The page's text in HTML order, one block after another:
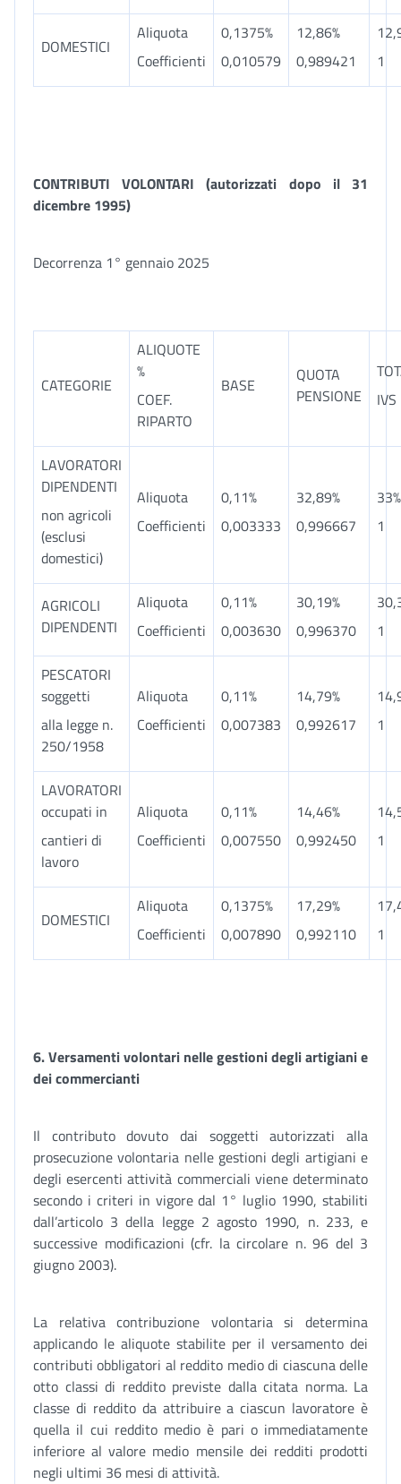
DOMESTICI
Aliquota
Coefficienti
0,1375%
0,010579
12,86%
0,989421
1
CONTRIBUTI VOLONTARI (autorizzati dopo il 31
dicembre 1995)
Decorrenza 1° gennaio 2025
CATEGORIE
ALIQUOTE
%
COEF.
RIPARTO
BASE
QUOTA
PENSIONE
IVS
LAVORATORI
DIPENDENTI
non agricoli
(esclusi
domestici)
Aliquota
Coefficienti
0,11%
0,003333
32,89%
0,996667
33%
1
AGRICOLI
DIPENDENTI
Aliquota
Coefficienti
0,11%
0,003630
30,19%
0,996370
1
PESCATORI
soggetti
alla legge n.
250/1958
Aliquota
Coefficienti
0,11%
0,007383
14,79%
0,992617
1
LAVORATORI
occupati in
cantieri di
lavoro
Aliquota
Coefficienti
0,11%
0,007550
14,46%
0,992450
1
DOMESTICI
Aliquota
Coefficienti
0,1375%
0,007890
17,29%
0,992110
1
6. Versamenti volontari nelle gestioni degli artigiani e
dei commercianti
Il contributo dovuto dai soggetti autorizzati alla
prosecuzione volontaria nelle gestioni degli artigiani e
degli esercenti attività commerciali viene determinato
secondo i criteri in vigore dal 1° luglio 1990, stabiliti
dall’articolo 3 della legge 2 agosto 1990, n. 233, e
successive modificazioni (cfr. la circolare n. 96 del 3
giugno 2003).
La relativa contribuzione volontaria si determina
applicando le aliquote stabilite per il versamento dei
contributi obbligatori al reddito medio di ciascuna delle
otto classi di reddito previste dalla citata norma. La
classe di reddito da attribuire a ciascun lavoratore è
quella il cui reddito medio è pari o immediatamente
inferiore al valore medio mensile dei redditi prodotti
negli ultimi 36 mesi di attività.